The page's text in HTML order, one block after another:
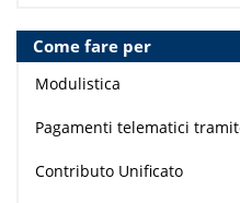
Come fare per
Modulistica
Pagamenti telematici
Contributo Unificato